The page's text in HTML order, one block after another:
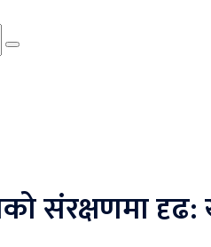
संरक्षणमा दृढ: